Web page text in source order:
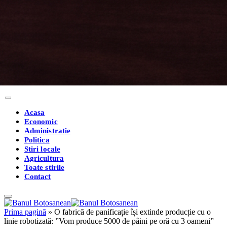
Acasa
Economic
Administratie
Politica
Stiri locale
Agricultura
Toate stirile
Contact
Prima pagină » O fabrică de panificație își extinde producție cu o
linie robotizată: ”Vom produce 5000 de pâini pe oră cu 3 oameni”